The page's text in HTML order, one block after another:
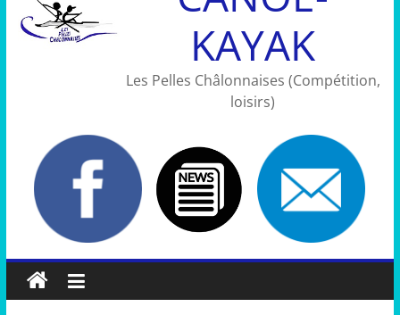
KAYAK
Les Pelles Châlonnaises (Compétition,
loisirs)